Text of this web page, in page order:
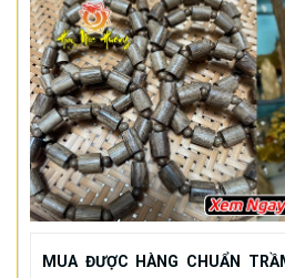
MUA ĐƯỢC HÀNG CHUẨN